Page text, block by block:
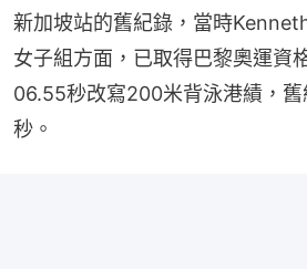
新加坡站的舊紀錄，當時
女子組方面，已取得巴黎奧運資
06.55秒改寫200米背泳港績，
秒。